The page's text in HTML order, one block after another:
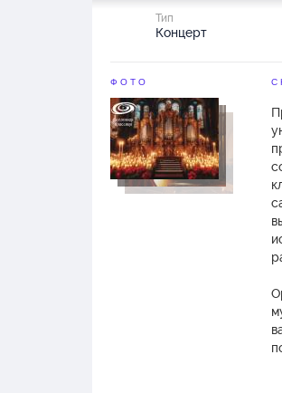
Тип
Концерт
ФОТО